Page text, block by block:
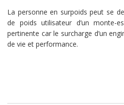
La personne en surpoids peut se
de poids utilisateur d’un monte-
pertinente car le surcharge d’un
de vie et performance.